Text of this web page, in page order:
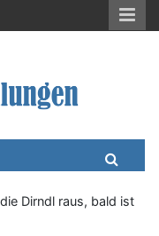
Wirtschaft
Dirndl raus, bald ist